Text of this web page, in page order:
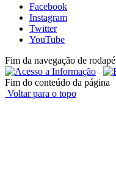
Facebook
Instagram
Twitter
YouTube
Fim da navegação de rodapé
Fim do conteúdo da página
Voltar para o topo